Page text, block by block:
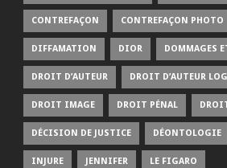
CONTREFAÇON CONTREFAÇON PHOTO
DIFFAMATION DIOR DOMMAGES
DROIT D’AUTEUR DROIT D’AUTEUR
DROIT IMAGE DROIT PÉNAL
DÉCISION DE JUSTICE DÉONTOLOGIE
INJURE JENNIFER LE FIGARO